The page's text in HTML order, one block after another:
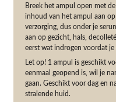
Breek het ampul open met
inhoud van het ampul aan
verzorging, dus onder je
aan op gezicht, hals,
eerst wat indrogen voordat
Let op! 1 ampul is geschikt
eenmaal geopend is, wil je
gaan. Geschikt voor dag en
stralende huid.